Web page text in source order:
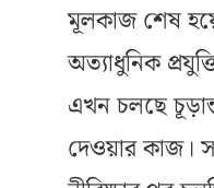
মূলকাজ শেষ
অত্যাধুনিক
এখন চলছে
দেওয়ার কাজ।